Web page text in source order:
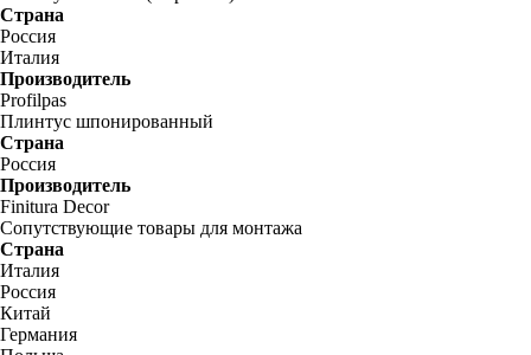
Страна
Россия
Италия
Производитель
Profilpas
Плинтус шпонированный
Страна
Россия
Производитель
Finitura Decor
Сопутствующие товары для монтажа
Страна
Италия
Россия
Китай
Германия